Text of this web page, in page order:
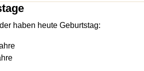
haben heute Geburtstag: